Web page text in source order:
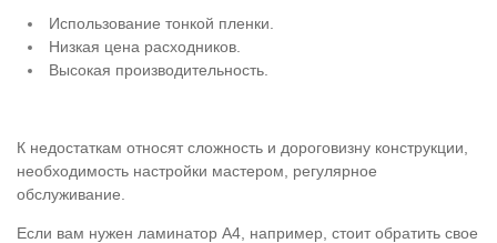
Использование тонкой пленки.
Низкая цена расходников.
Высокая производительность.
К недостаткам относят сложность и дороговизну конструкции,
необходимость настройки мастером, регулярное
обслуживание.
Если вам нужен ламинатор А4, например, стоит обратить свое